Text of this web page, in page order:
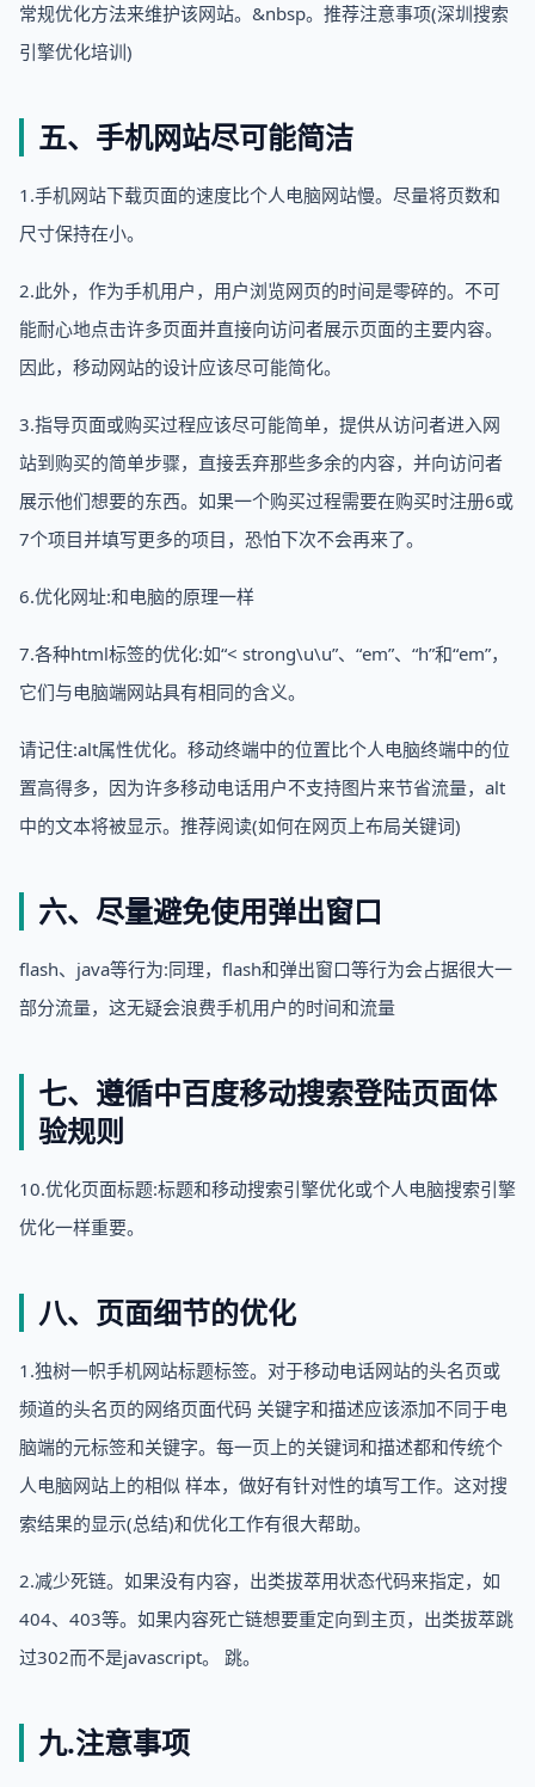
常规优化方法来维护该网站。&nbsp。推荐注意事项(深圳搜索
引擎优化培训)
五、手机网站尽可能简洁
1.手机网站下载页面的速度比个人电脑网站慢。尽量将页数和
尺寸保持在小。
2.此外，作为手机用户，用户浏览网页的时间是零碎的。不可
能耐心地点击许多页面并直接向访问者展示页面的主要内容。
因此，移动网站的设计应该尽可能简化。
3.指导页面或购买过程应该尽可能简单，提供从访问者进入网
站到购买的简单步骤，直接丢弃那些多余的内容，并向访问者
展示他们想要的东西。如果一个购买过程需要在购买时注册6或
7个项目并填写更多的项目，恐怕下次不会再来了。
6.优化网址:和电脑的原理一样
7.各种html标签的优化:如“< strong\u\u”、“em”、“h”和“em”，
它们与电脑端网站具有相同的含义。
请记住:alt属性优化。移动终端中的位置比个人电脑终端中的位
置高得多，因为许多移动电话用户不支持图片来节省流量，alt
中的文本将被显示。推荐阅读(如何在网页上布局关键词)
六、尽量避免使用弹出窗口
flash、java等行为:同理，flash和弹出窗口等行为会占据很大一
部分流量，这无疑会浪费手机用户的时间和流量
七、遵循中百度移动搜索登陆页面体
验规则
10.优化页面标题:标题和移动搜索引擎优化或个人电脑搜索引擎
优化一样重要。
八、页面细节的优化
1.独树一帜手机网站标题标签。对于移动电话网站的头名页或
频道的头名页的网络页面代码 关键字和描述应该添加不同于电
脑端的元标签和关键字。每一页上的关键词和描述都和传统个
人电脑网站上的相似 样本，做好有针对性的填写工作。这对搜
索结果的显示(总结)和优化工作有很大帮助。
2.减少死链。如果没有内容，出类拔萃用状态代码来指定，如
404、403等。如果内容死亡链想要重定向到主页，出类拔萃跳
过302而不是javascript。 跳。
九.注意事项